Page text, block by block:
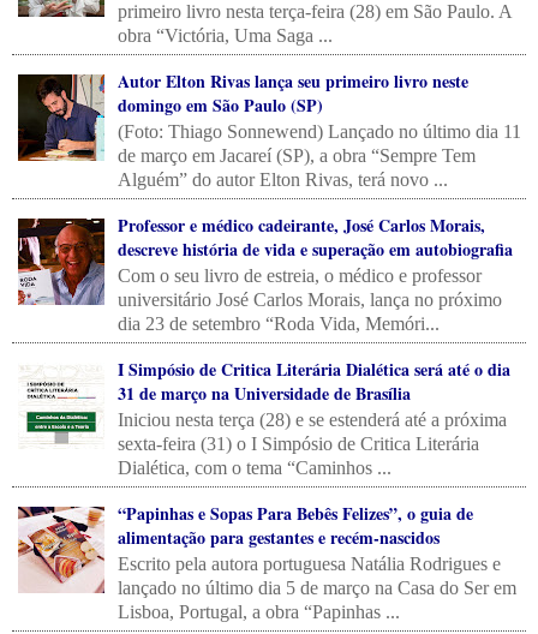
primeiro livro nesta terça-feira (28) em São Paulo. A
obra “Victória, Uma Saga ...
Autor Elton Rivas lança seu primeiro livro neste
domingo em São Paulo (SP)
(Foto: Thiago Sonnewend) Lançado no último dia 11
de março em Jacareí (SP), a obra “Sempre Tem
Alguém” do autor Elton Rivas, terá novo ...
Professor e médico cadeirante, José Carlos Morais,
descreve história de vida e superação em autobiografia
Com o seu livro de estreia, o médico e professor
universitário José Carlos Morais, lança no próximo
dia 23 de setembro “Roda Vida, Memóri...
I Simpósio de Critica Literária Dialética será até o dia
31 de março na Universidade de Brasília
Iniciou nesta terça (28) e se estenderá até a próxima
sexta-feira (31) o I Simpósio de Critica Literária
Dialética, com o tema “Caminhos ...
“Papinhas e Sopas Para Bebês Felizes”, o guia de
alimentação para gestantes e recém-nascidos
Escrito pela autora portuguesa Natália Rodrigues e
lançado no último dia 5 de março na Casa do Ser em
Lisboa, Portugal, a obra “Papinhas ...